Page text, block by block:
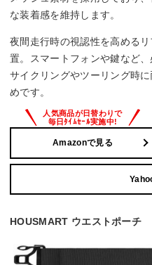
な装着感を維持します。
夜間走行時の視認性を高める
置。スマートフォンや鍵など
サイクリングやツーリング時
めです。
Amazonで見る
HOUSMART ウエストポーチ